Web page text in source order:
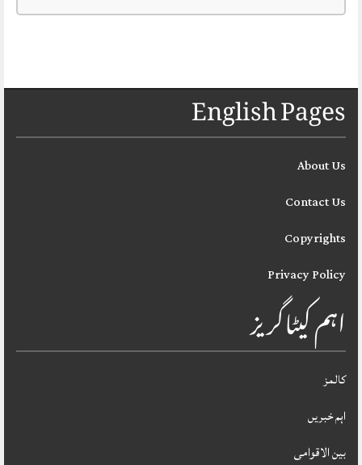
English Pages
About Us
Contact Us
Copyrights
Privacy Policy
اہم کیٹاگریز
کالمز
اہم خبریں
بین الاقوامی